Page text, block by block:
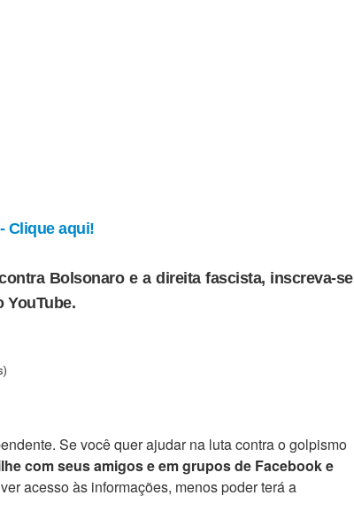
Clique aqui!
Bolsonaro e a direita fascista, inscreva-se
YouTube.
Se você quer ajudar na luta contra o golpismo
com seus amigos e em grupos de Facebook e
acesso às informações, menos poder terá a